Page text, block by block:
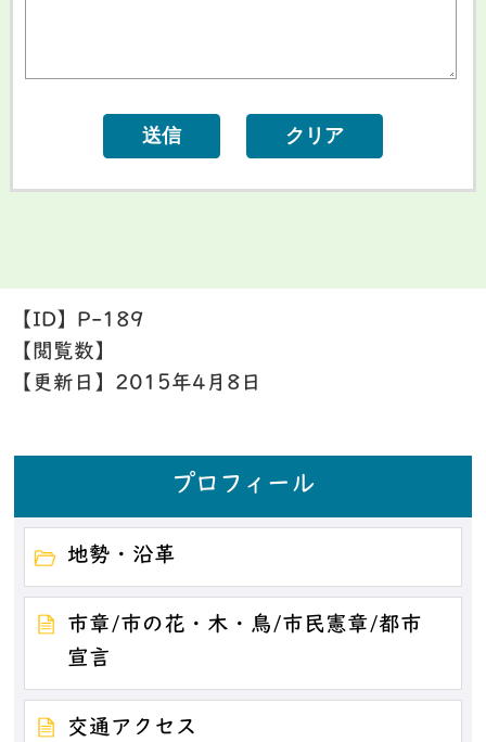
【ID】 P-189
【閲覧数】
【更新日】 2015年4月8日
プロフィール
地勢・沿革
市章/市の花・木・鳥/市民憲章/都市
宣言
交通アクセス